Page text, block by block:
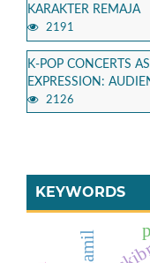
KARAKTER REMAJA
2191
K-POP CONCERTS
EXPRESSION:
2126
KEYWORDS